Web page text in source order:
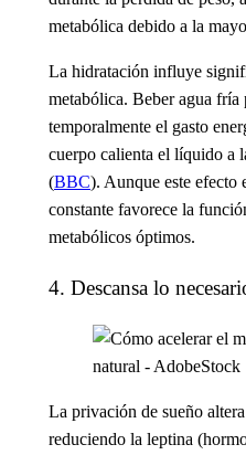
metabólica debido a la
La hidratación influye
metabólica. Beber agua fría
temporalmente el gasto
cuerpo calienta el líquido a
(BBC). Aunque este efecto
constante favorece la
metabólicos óptimos.
4. Descansa lo
La privación de sueño
reduciendo la leptina